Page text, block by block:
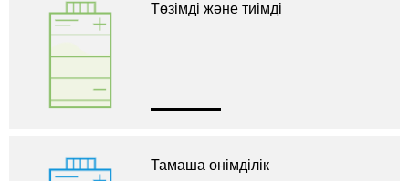
Төзімді және тиімді
Тамаша өнімділік